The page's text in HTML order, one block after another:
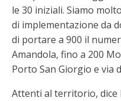
le 30 iniziali. Siamo
di implementazione da
di portare a 900 il
Amandola, fino a 200
Porto San Giorgio e via
Attenti al territorio, dice